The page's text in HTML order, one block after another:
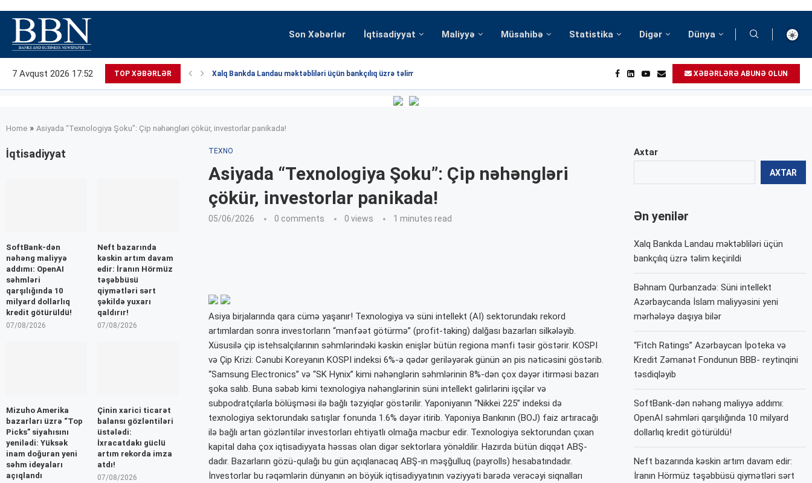
Son Xəbərlər İqtisadiyyat Maliyyə Müsahibə Statistika Digər Dünya
7 Avqust 2026 17:52 TOP XƏBƏRLƏR Xalq Bankda Landau məktəbliləri üçün bankçılıq üzrə təlim... XƏBƏRLƏRƏ ABUNƏ OLUN
Home » Asiyada “Texnologiya Şoku”: Çip nəhəngləri çökür, investorlar panikada!
TEXNO
Asiyada “Texnologiya Şoku”: Çip nəhəngləri
çökür, investorlar panikada!
05/06/2026 0 comments 0 views 1 minutes read
Asiya birjalarında qara cümə yaşanır! Texnologiya və süni intellekt (AI) sektorundakı rekord
artımlardan sonra investorların “mənfəət götürmə” (profit-taking) dalğası bazarları silkələyib.
Xüsusilə çip istehsalçılarının səhmlərindəki kəskin enişlər bütün regiona mənfi təsir göstərir. KOSPI
və Çip Krizi: Cənubi Koreyanın KOSPI indeksi 6%-ə qədər geriləyərək günün ən pis nəticəsini göstərib.
“Samsung Electronics” və “SK Hynix” kimi nəhənglərin səhmlərinin 8%-dən çox dəyər itirməsi bazarı
şoka salıb. Buna səbəb kimi texnologiya nəhənglərinin süni intellekt gəlirlərini işçilər və
subpodratçılarla bölüşməsi ilə bağlı təzyiqlər göstərilir. Yaponiyanın “Nikkei 225” indeksi də
texnologiya sektorundakı satışlar fonunda 1.6% dəyər itirib. Yaponiya Bankının (BOJ) faiz artıracağı
ilə bağlı artan gözləntilər investorları ehtiyatlı olmağa məcbur edir. Texnologiya sektorundan çıxan
kapital daha çox iqtisadiyyata həssas olan digər sektorlara yönəldilir. Hazırda bütün diqqət ABŞ-
dadır. Bazarların gözü-qulağı bu gün açıqlanacaq ABŞ-ın məşğulluq (payrolls) hesabatındadır.
İnvestorlar bu rəqəmlərin dünyanın ən böyük iqtisadiyyatının vəziyyəti barədə verəcəyi siqnalları
Axtar
AXTAR
Ən yenilər
Xalq Bankda Landau məktəbliləri üçün
bankçılıq üzrə təlim keçirildi
Bəhnam Qurbanzadə: Süni intellekt
Azərbaycanda İslam maliyyəsini yeni
mərhələyə daşıya bilər
“Fitch Ratings” Azərbaycan İpoteka və
Kredit Zəmanət Fondunun BBB- reytinqini
təsdiqləyib
SoftBank-dən nəhəng maliyyə addımı:
OpenAI səhmləri qarşılığında 10 milyard
dollarlıq kredit götürüldü!
Neft bazarında kəskin artım davam edir:
İranın Hörmüz təşəbbüsü qiymətləri sərt
İqtisadiyyat
SoftBank-dən
nəhəng maliyyə
addımı: OpenAI
səhmləri
qarşılığında 10
milyard dollarlıq
kredit götürüldü!
07/08/2026
Neft bazarında
kəskin artım davam
edir: İranın Hörmüz
təşəbbüsü
qiymətləri sərt
şəkildə yuxarı
qaldırır!
07/08/2026
Mizuho Amerika
bazarları üzrə “Top
Picks” siyahısını
yenilədi: Yüksək
inam doğuran yeni
səhm ideyaları
açıqlandı
Çinin xarici ticarət
balansı gözləntiləri
üstələdi:
İxracatdakı güclü
artım rekorda imza
atdı!
07/08/2026